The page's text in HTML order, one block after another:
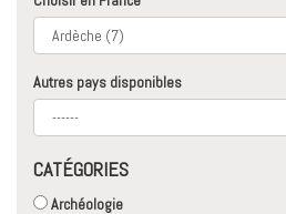
Autres pays disponibles
CATÉGORIES
Archéologie